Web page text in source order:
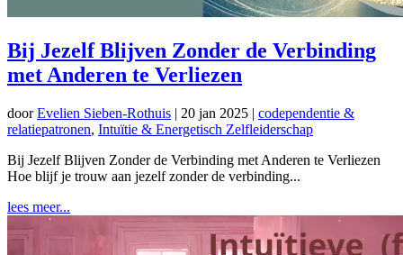
Bij Jezelf Blijven Zonder de Verbinding
met Anderen te Verliezen
doorEvelien Sieben-Rothuis | 20 jan 2025 | codependentie &
relatiepatronen, Intuïtie & Energetisch Zelfleiderschap
Bij Jezelf Blijven Zonder de Verbinding met Anderen te Verliezen
Hoe blijf je trouw aan jezelf zonder de verbinding...
lees meer...